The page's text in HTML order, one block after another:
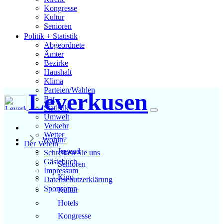
Kongresse
Kultur
Senioren
Stadtführer
Straßen
Politik + Statistik
Abgeordnete
Ämter
Bezirke
Haushalt
Klima
Parteien/Wahlen
Rat
Statistik
Umwelt
Verkehr
Wetter
Der Verein
Schreiben Sie uns
Gästebuch
Impressum
Datenschutzerklärung
Sponsoren
Leverkusen
Wohin?
Jugend
Senioren
Kino
Kultur
Hotels
Kongresse